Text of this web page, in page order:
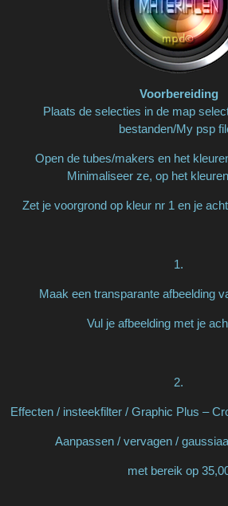
Voorbereiding
Plaats de selecties in de map
bestanden/My psp
Open de tubes/makers en het
Minimaliseer ze, op het
Zet je voorgrond op kleur nr 1 en je
1.
Maak een transparante afbeelding
Vul je afbeelding met je
2.
Effecten / insteekfilter / Graphic Plus –
Aanpassen / vervagen /
met bereik op